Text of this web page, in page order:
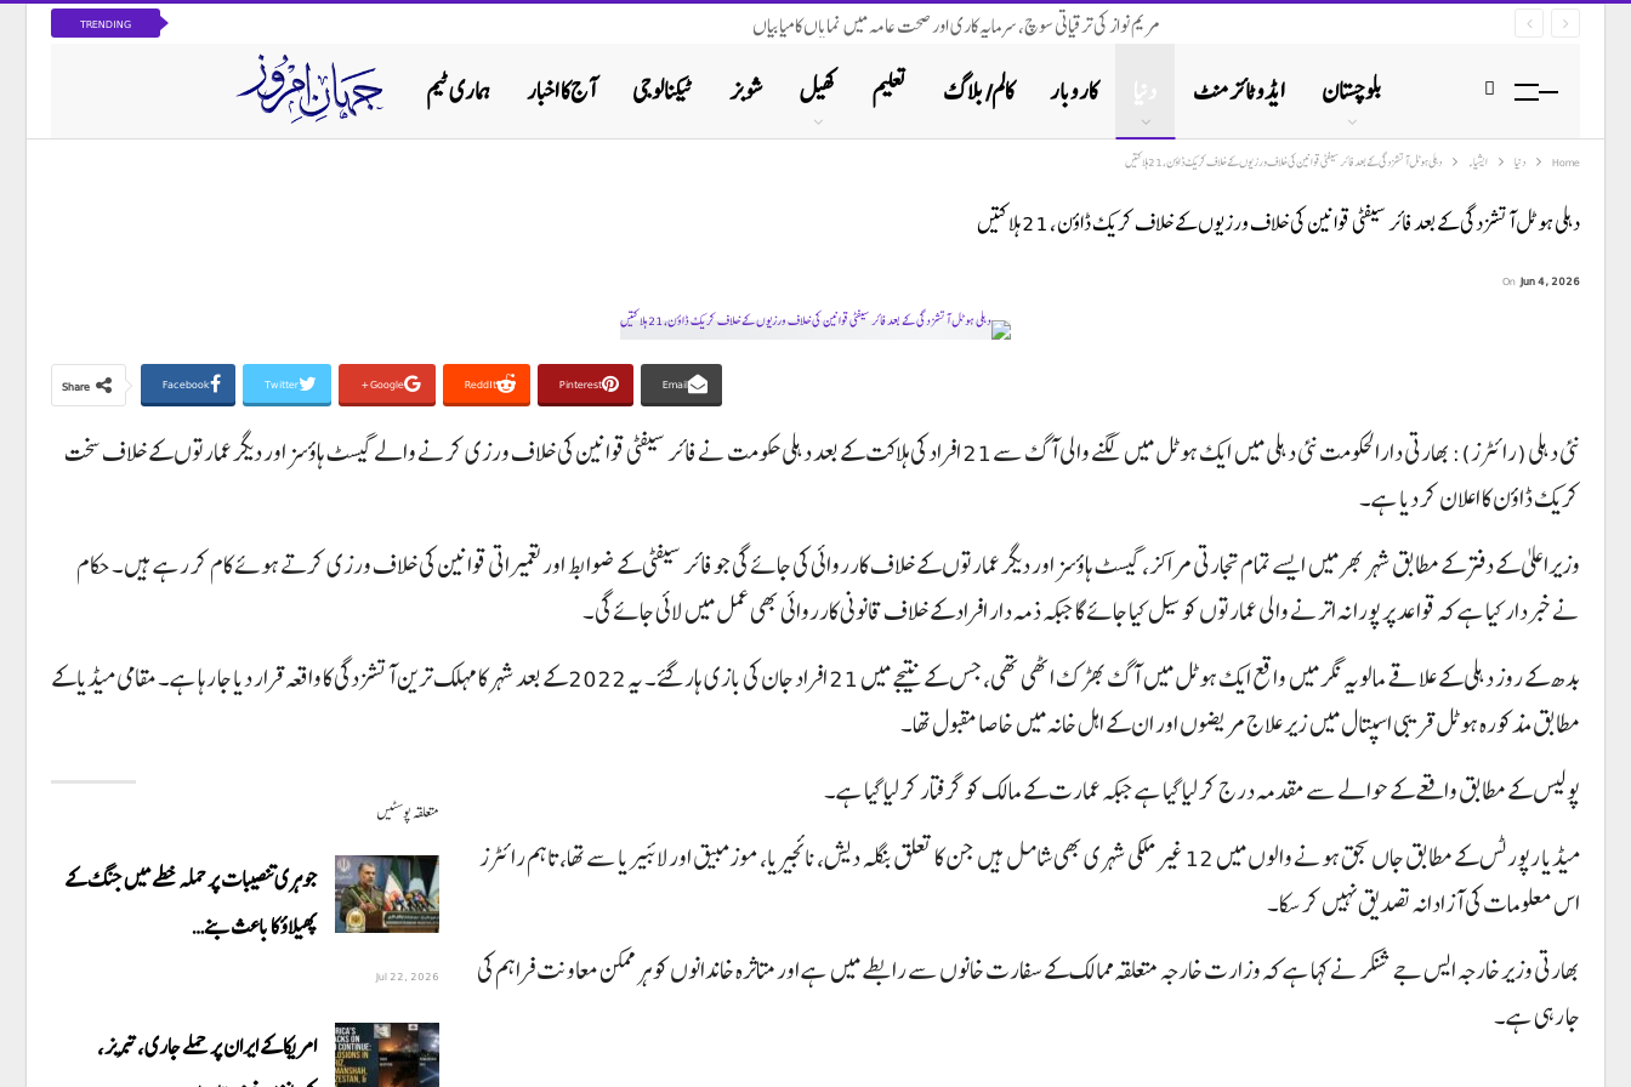
TRENDING مریم نواز کی ترقیاتی سوچ، سرمایہ کاری اور صحت عامہ میں نمایاں کامیابیاں
ہماری ٹیم آج کا اخبار ٹیکنالوجی شوبز کھیل تعلیم کالم/ بلاگ کاروبار ایڈوٹائزمنٹ بلوچستان
Home دنیا ایشیاء دہلی ہوٹل آتشزدگی کے بعد فائر سیفٹی قوانین کی خلاف ورزیوں کے خلاف کریک ڈاؤن، 21 ہلاکتیں
دہلی ہوٹل آتشزدگی کے بعد فائر سیفٹی قوانین کی خلاف ورزیوں کے خلاف کریک ڈاؤن، 21 ہلاکتیں
On Jun 4, 2026
Share Facebook Twitter Google+ ReddIt Pinterest Email
نئی دہلی (رائٹرز): بھارتی دارالحکومت نئی دہلی میں ایک ہوٹل میں لگنے والی آگ سے 21 افراد کی ہلاکت کے بعد دہلی حکومت نے فائر سیفٹی قوانین کی خلاف ورزی کرنے والے گیسٹ ہاؤسز اور دیگر عمارتوں کے خلاف سخت
کریک ڈاؤن کا اعلان کر دیا ہے۔
وزیراعلیٰ کے دفتر کے مطابق شہر بھر میں ایسے تمام تجارتی مراکز، گیسٹ ہاؤسز اور دیگر عمارتوں کے خلاف کارروائی کی جائے گی جو فائر سیفٹی کے ضوابط اور تعمیراتی قوانین کی خلاف ورزی کرتے ہوئے کام کر رہے ہیں۔ حکام
نے خبردار کیا ہے کہ قواعد پر پورا نہ اترنے والی عمارتوں کو سیل کیا جائے گا جبکہ ذمہ دار افراد کے خلاف قانونی کارروائی بھی عمل میں لائی جائے گی۔
بدھ کے روز دہلی کے علاقے مالویہ نگر میں واقع ایک ہوٹل میں آگ بھڑک اٹھی تھی، جس کے نتیجے میں 21 افراد جان کی بازی ہار گئے۔ یہ 2022 کے بعد شہر کا مہلک ترین آتشزدگی کا واقعہ قرار دیا جا رہا ہے۔ مقامی میڈیا کے
مطابق مذکورہ ہوٹل قریبی اسپتال میں زیر علاج مریضوں اور ان کے اہل خانہ میں خاصا مقبول تھا۔
متعلقہ پوسٹیں
جوہری تنصیبات پر حملہ خطے میں جنگ کے
پھیلاؤ کا باعث بنے…
Jul 22, 2026
امریکا کے ایران پر حملے جاری،تبریز،
پولیس کے مطابق واقعے کے حوالے سے مقدمہ درج کر لیا گیا ہے جبکہ عمارت کے مالک کو گرفتار کر لیا گیا ہے۔
میڈیا رپورٹس کے مطابق جاں بحق ہونے والوں میں 12 غیر ملکی شہری بھی شامل ہیں جن کا تعلق بنگلہ دیش، نائجیریا، موزمبیق اور لائبیریا سے تھا، تاہم رائٹرز
اس معلومات کی آزادانہ تصدیق نہیں کر سکا۔
بھارتی وزیر خارجہ ایس جے شنکر نے کہا ہے کہ وزارت خارجہ متعلقہ ممالک کے سفارت خانوں سے رابطے میں ہے اور متاثرہ خاندانوں کو ہر ممکن معاونت فراہم کی
جا رہی ہے۔